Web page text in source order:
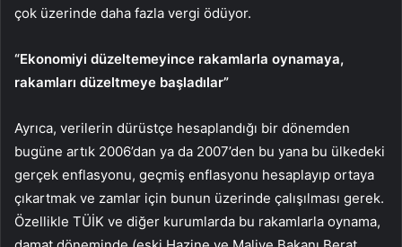
çok üzerinde daha fazla vergi ödüyor.
“Ekonomiyi düzeltemeyince rakamlarla oynamaya,
rakamları düzeltmeye başladılar”
Ayrıca, verilerin dürüstçe hesaplandığı bir dönemden
bugüne artık 2006’dan ya da 2007’den bu yana bu ülkedeki
gerçek enflasyonu, geçmiş enflasyonu hesaplayıp ortaya
çıkartmak ve zamlar için bunun üzerinde çalışılması gerek.
Özellikle TÜİK ve diğer kurumlarda bu rakamlarla oynama,